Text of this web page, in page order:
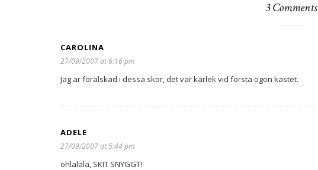
3 Comments
CAROLINA
27/09/2007 at 6:16 pm
Jag är förälskad i dessa skor, det var kärlek vid första ögon kastet.
ADELE
27/09/2007 at 5:44 pm
ohlalala, SKIT SNYGGT!